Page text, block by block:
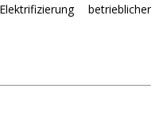
betrieblicher